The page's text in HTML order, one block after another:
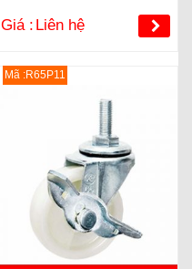
Giá : Liên hệ
Mã :R65P11